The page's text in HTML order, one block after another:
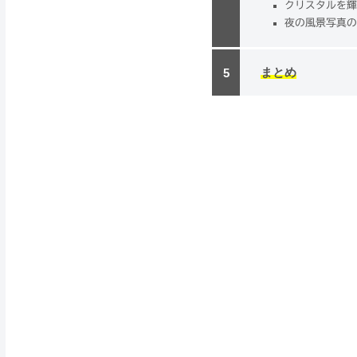
クリスタルを
夜の風景写真
まとめ